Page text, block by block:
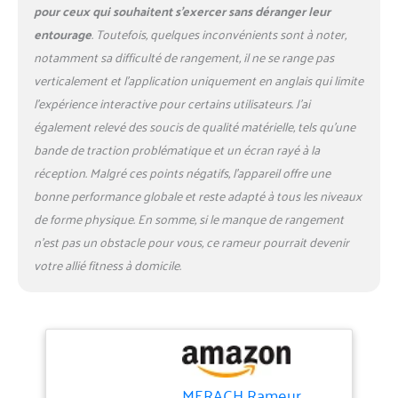
exclusive MERACH pour
suivre en temps réel vos
données de rame, vos
progrès d'entraînement et
les calories brûlées.
L'application propose plus
de 1 000 cours et jeux qui
rendent l'entraînement plus
divertissant et stimulant.
Système de Résistance
Magnétique Silencieux : Le
système avec 16 niveaux de
résistance, allant jusqu'à 32
Vous pouvez ainsi vous
entraîner chez vous à tout
moment, sans déranger
pour ceux qui souhaitent s’exercer sans déranger leur
entourage. Toutefois, quelques inconvénients sont à noter,
notamment sa difficulté de rangement, il ne se range pas
verticalement et l’application uniquement en anglais qui limite
l’expérience interactive pour certains utilisateurs. J’ai
également relevé des soucis de qualité matérielle, tels qu’une
bande de traction problématique et un écran rayé à la
réception. Malgré ces points négatifs, l’appareil offre une
bonne performance globale et reste adapté à tous les niveaux
de forme physique. En somme, si le manque de rangement
n’est pas un obstacle pour vous, ce rameur pourrait devenir
votre allié fitness à domicile.